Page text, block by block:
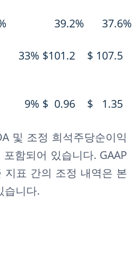
39.2% 37.6%
33% $101.2 $ 107.5
9% $ 0.96 $ 1.35
및 조정 희석주당순이익
함되어 있습니다. GAAP
지표 간의 조정 내역은 본
습니다.